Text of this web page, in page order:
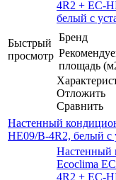
Быстрый
просмотр
4R2 + EC-
белый с
Бренд
площадь
Отложить
Сравнить
Настенный
HE09/B-4R2, белый с
Настенный
Ecoclima
4R2 + EC-